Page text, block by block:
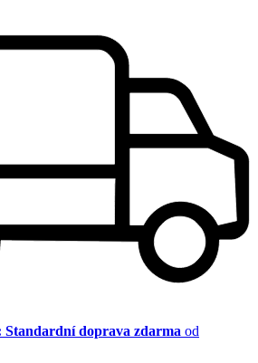
Standardní doprava zdarma od